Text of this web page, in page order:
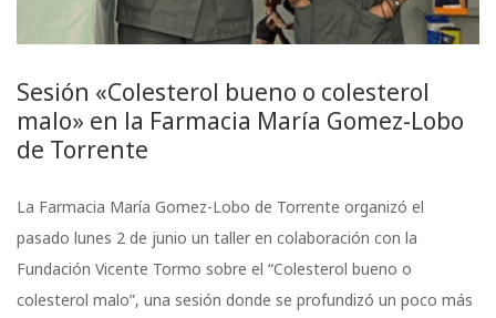
Sesión «Colesterol bueno o colesterol
malo» en la Farmacia María Gomez-Lobo
de Torrente
La Farmacia María Gomez-Lobo de Torrente organizó el
pasado lunes 2 de junio un taller en colaboración con la
Fundación Vicente Tormo sobre el “Colesterol bueno o
colesterol malo”, una sesión donde se profundizó un poco más